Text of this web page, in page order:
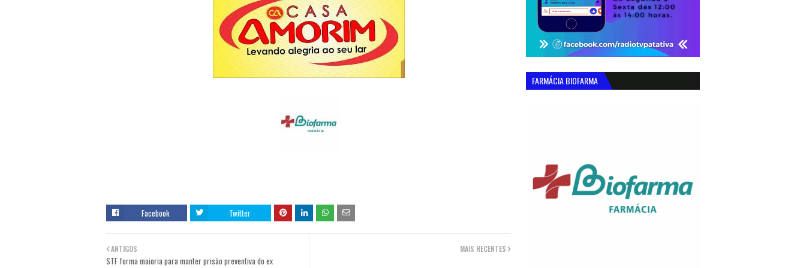
Facebook Twitter
MAIS RECENTES
ANTIGOS
STF forma maioria para manter prisão preventiva do ex
FARMÁCIA BIOFARMA